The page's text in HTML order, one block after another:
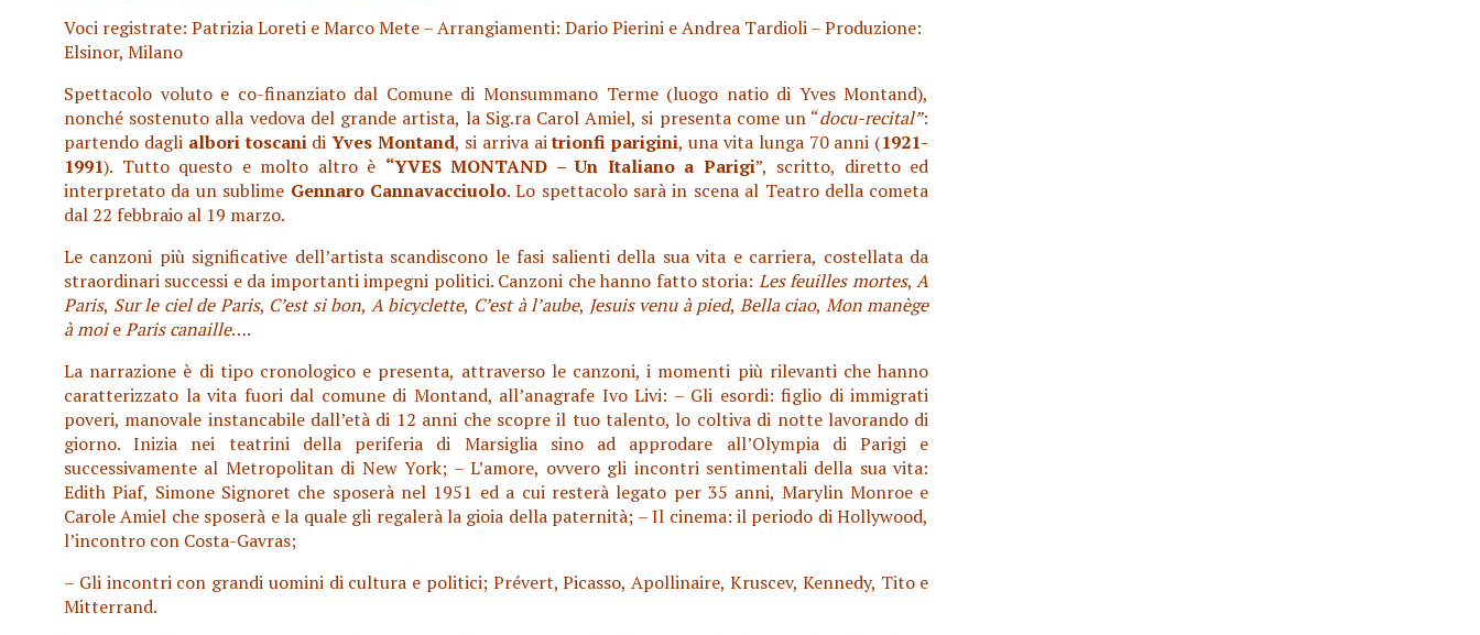
Voci registrate: Patrizia Loreti e Marco Mete – Arrangiamenti: Dario Pierini e Andrea Tardioli – Produzione:
Elsinor, Milano
Spettacolo voluto e co-finanziato dal Comune di Monsummano Terme (luogo natio di Yves Montand),
nonché sostenuto alla vedova del grande artista, la Sig.ra Carol Amiel, si presenta come un “docu-recital”:
partendo dagli albori toscani diYves Montand, si arriva aitrionfi parigini, una vita lunga 70 anni (1921-
1991). Tutto questo e molto altro è “YVES MONTAND – Un Italiano a Parigi”, scritto, diretto ed
interpretato da un sublime Gennaro Cannavacciuolo. Lo spettacolo sarà in scena al Teatro della cometa
dal 22 febbraio al 19 marzo.
Le canzoni più significative dell’artista scandiscono le fasi salienti della sua vita e carriera, costellata da
straordinari successi e da importanti impegni politici. Canzoni che hanno fatto storia: Les feuilles mortes,A
Paris, Sur le ciel de Paris, C’est si bon, A bicyclette, C’est à l’aube, Jesuis venu à pied, Bella ciao, Mon manège
à moieParis canaille….
La narrazione è di tipo cronologico e presenta, attraverso le canzoni, i momenti più rilevanti che hanno
caratterizzato la vita fuori dal comune di Montand, all’anagrafe Ivo Livi: – Gli esordi: figlio di immigrati
poveri, manovale instancabile dall’età di 12 anni che scopre il tuo talento, lo coltiva di notte lavorando di
giorno. Inizia nei teatrini della periferia di Marsiglia sino ad approdare all’Olympia di Parigi e
successivamente al Metropolitan di New York; – L’amore, ovvero gli incontri sentimentali della sua vita:
Edith Piaf, Simone Signoret che sposerà nel 1951 ed a cui resterà legato per 35 anni, Marylin Monroe e
Carole Amiel che sposerà e la quale gli regalerà la gioia della paternità; – Il cinema: il periodo di Hollywood,
l’incontro con Costa-Gavras;
– Gli incontri con grandi uomini di cultura e politici; Prévert, Picasso, Apollinaire, Kruscev, Kennedy, Tito e
Mitterrand.